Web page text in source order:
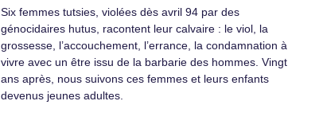
Six femmes tutsies, violées dès avril 94 par des
génocidaires hutus, racontent leur calvaire : le viol, la
grossesse, l’accouchement, l’errance, la condamnation à
vivre avec un être issu de la barbarie des hommes. Vingt
ans après, nous suivons ces femmes et leurs enfants
devenus jeunes adultes.